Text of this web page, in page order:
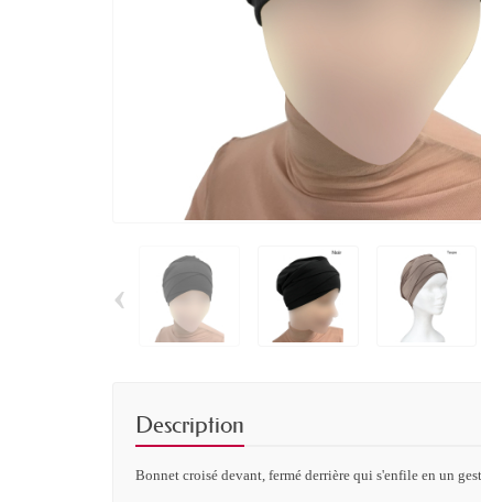
‹
Description
Bonnet croisé devant, fermé derrière qui s'enfile en un